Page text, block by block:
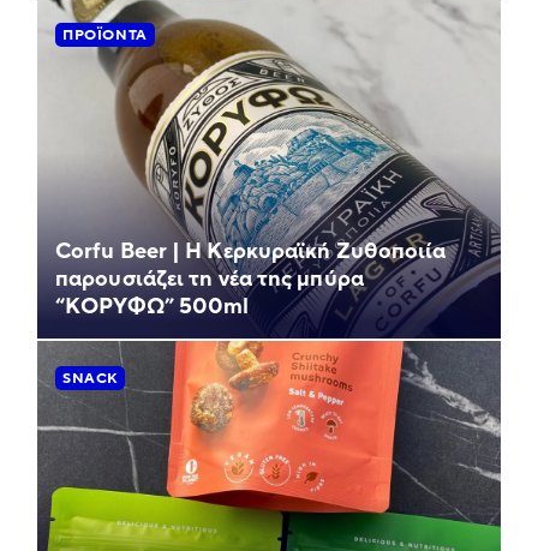
ΠΡΟΪΌΝΤΑ
Corfu Beer | Η Κερκυραϊκή Ζυθοποιία
παρουσιάζει τη νέα της μπύρα
“ΚΟΡΥΦΩ” 500ml
SNACK